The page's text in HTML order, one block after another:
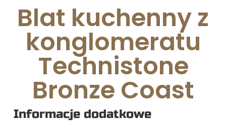
Blat kuchenny z
konglomeratu
Technistone
Bronze Coast
Informacje dodatkowe